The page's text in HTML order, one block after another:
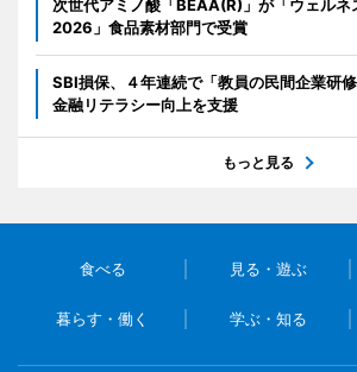
次世代アミノ酸「BEAA(R)」が「ウェルネ
2026」食品素材部門で受賞
SBI損保、４年連続で「教員の民間企業研
金融リテラシー向上を支援
もっと見る
食べる 見る・遊ぶ
暮らす・働く 学ぶ・知る